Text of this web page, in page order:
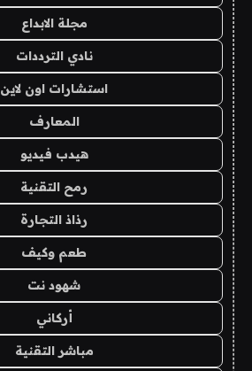
مجلة الابداع
نادي الترددات
استشارات اون لاين
المعارف
هيدب فيديو
رمح التقنية
رذاذ التجارة
طعم وكيف
شهود نت
أركاني
مباشر التقنية